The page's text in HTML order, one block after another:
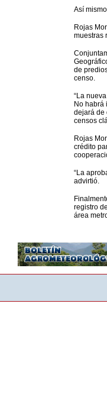
Así
Rojas
muestras
de
censo.
“La
No habrá
dejará de
censos
Rojas
crédito
“La
advirtió.
registro
área